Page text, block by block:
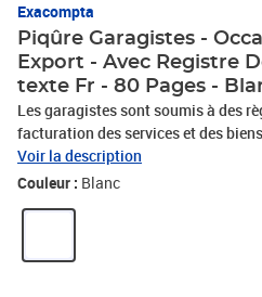
Exacompta
Piqûre Garagistes -
Export - Avec Registre
texte Fr - 80 Pages -
Les garagistes sont soumis à des
facturation des services et des
des particuliers ou à des
notamment tenir différents registres
d'impression avec une encre verte
Voir la description
Couleur : Blanc